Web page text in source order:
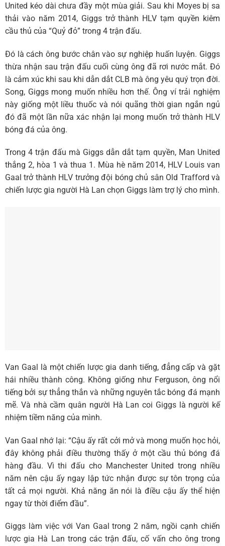
United kéo dài chưa đầy một mùa giải. Sau khi Moyes bị sa
thải vào năm 2014, Giggs trở thành HLV tạm quyền kiêm
cầu thủ của “Quỷ đỏ” trong 4 trận đấu.
Đó là cách ông bước chân vào sự nghiệp huấn luyện. Giggs
thừa nhận sau trận đấu cuối cùng ông đã rơi nước mắt. Đó
là cảm xúc khi sau khi dẫn dắt CLB mà ông yêu quý trọn đời.
Song, Giggs mong muốn nhiều hơn thế. Ông ví trải nghiệm
này giống một liều thuốc và nói quãng thời gian ngắn ngủ
đó đã một lần nữa xác nhận lại mong muốn trở thành HLV
bóng đá của ông.
Trong 4 trận đấu mà Giggs dẫn dắt tạm quyền, Man United
thắng 2, hòa 1 và thua 1. Mùa hè năm 2014, HLV Louis van
Gaal trở thành HLV trưởng đội bóng chủ sân Old Trafford và
chiến lược gia người Hà Lan chọn Giggs làm trợ lý cho mình.
Van Gaal là một chiến lược gia danh tiếng, đẳng cấp và gặt
hái nhiều thành công. Không giống như Ferguson, ông nổi
tiếng bởi sự thẳng thắn và những nguyên tắc bóng đá mạnh
mẽ. Và nhà cầm quân người Hà Lan coi Giggs là người kế
nhiệm tiềm năng của mình.
Van Gaal nhớ lại: “Cậu ấy rất cởi mở và mong muốn học hỏi,
đây không phải điều thường thấy ở một cầu thủ bóng đá
hàng đầu. Vì thi đấu cho Manchester United trong nhiều
năm nên cậu ấy ngay lập tức nhận được sự tôn trọng của
tất cả mọi người. Khả năng ăn nói là điều cậu ấy thể hiện
ngay từ thời điểm đầu”.
Giggs làm việc với Van Gaal trong 2 năm, ngồi cạnh chiến
lược gia Hà Lan trong các trận đấu, cố vấn cho ông trong